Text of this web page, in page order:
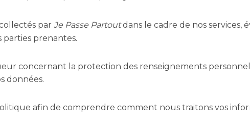
par Je Passe Partoutdans le cadre de nos services,
parties prenantes.
concernant la protection des renseignements
données.
afin de comprendre comment nous traitons vos